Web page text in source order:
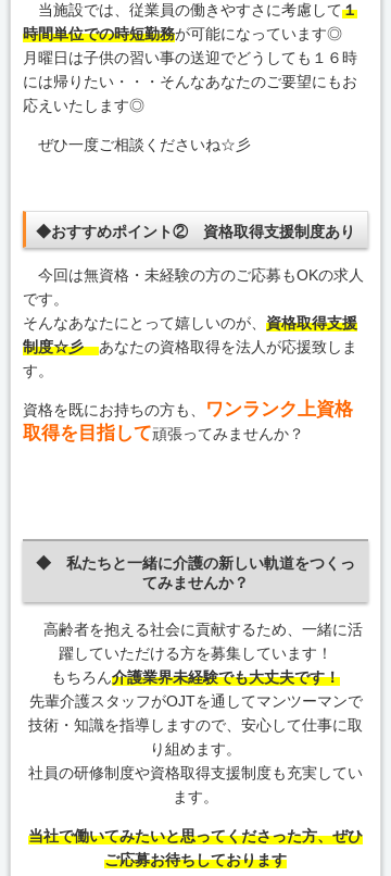
当施設では、従業員の働きやすさに考慮して１
時間単位での時短勤務が可能になっています◎
月曜日は子供の習い事の送迎でどうしても１６時
には帰りたい・・・そんなあなたのご要望にもお
応えいたします◎
ぜひ一度ご相談くださいね☆彡
◆おすすめポイント② 資格取得支援制度あり
今回は無資格・未経験の方のご応募もOKの求人
です。
そんなあなたにとって嬉しいのが、資格取得支援
制度☆彡あなたの資格取得を法人が応援致しま
す。
資格を既にお持ちの方も、
ワンランク上資格
取得を目指して頑張ってみませんか？
◆ 私たちと一緒に介護の新しい軌道をつくっ
てみませんか？
高齢者を抱える社会に貢献するため、一緒に活
躍していただける方を募集しています！
もちろん介護業界未経験でも大丈夫です！
先輩介護スタッフがOJTを通してマンツーマンで
技術・知識を指導しますので、安心して仕事に取
り組めます。
社員の研修制度や資格取得支援制度も充実してい
ます。
当社で働いてみたいと思ってくださった方、ぜひ
ご応募お待ちしております